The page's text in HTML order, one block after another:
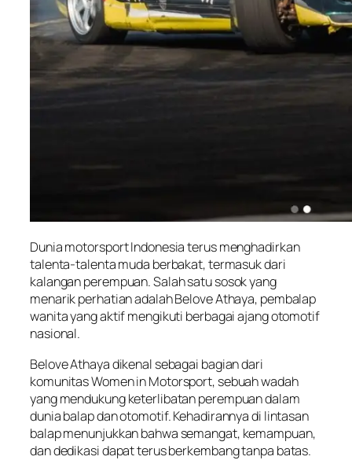
Dunia motorsport Indonesia terus menghadirkan
talenta-talenta muda berbakat, termasuk dari
kalangan perempuan. Salah satu sosok yang
menarik perhatian adalah Belove Athaya, pembalap
wanita yang aktif mengikuti berbagai ajang otomotif
nasional.
Belove Athaya dikenal sebagai bagian dari
komunitas Women in Motorsport, sebuah wadah
yang mendukung keterlibatan perempuan dalam
dunia balap dan otomotif. Kehadirannya di lintasan
balap menunjukkan bahwa semangat, kemampuan,
dan dedikasi dapat terus berkembang tanpa batas.